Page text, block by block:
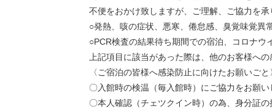
不便をおかけ致しますが、ご理解、ご協力を
○発熱、咳の症状、悪寒、倦怠感、臭覚味覚異
○PCR検査の結果待ち期間での宿泊、コロナウ
上記項目に該当があった際は、他のお客様へ
〈ご宿泊の皆様へ感染防止に向けたお願いごと
〇入館時の検温（毎入館時）にご協力をお願い
〇本人確認（チェツクイン時）の為、身分証の